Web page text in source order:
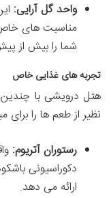
واحد گل آرایی:
مناسبت های خاص
شما را بیش از
تجربه های غذایی خاص
هتل درویشی با
نظیر از طعم ها را
رستوران آتریوم:
دکوراسیونی
ارائه می دهد.